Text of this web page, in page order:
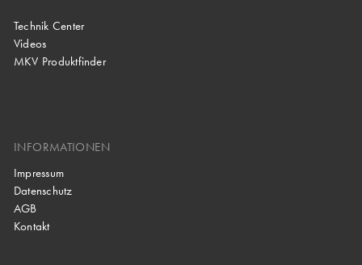
Technik Center
Videos
MKV Produktfinder
INFORMATIONEN
Impressum
Datenschutz
AGB
Kontakt